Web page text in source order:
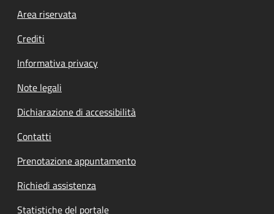
Footer menu
Area riservata
Crediti
Informativa privacy
Note legali
Dichiarazione di accessibilità
Contatti
Prenotazione appuntamento
Richiedi assistenza
Statistiche del portale